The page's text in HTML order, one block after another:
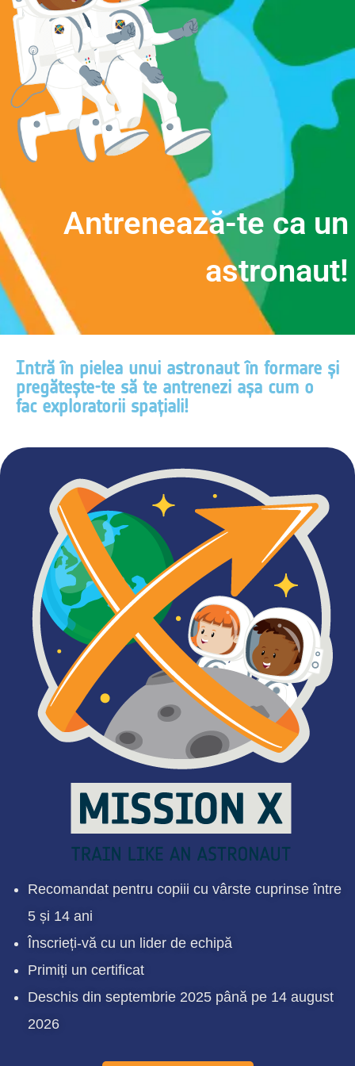
Antrenează-te ca un
astronaut!
Intră în pielea unui astronaut în formare și
pregătește-te să te antrenezi așa cum o
fac exploratorii spațiali!
Recomandat pentru copiii cu vârste cuprinse între
5 și 14 ani
Înscrieți-vă cu un lider de echipă
Primiți un certificat
Deschis din septembrie 2025 până pe 14 august
2026